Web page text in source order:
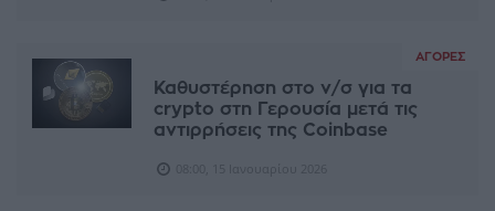
ΑΓΟΡΈΣ
Καθυστέρηση στο ν/σ για τα
crypto στη Γερουσία μετά τις
αντιρρήσεις της Coinbase